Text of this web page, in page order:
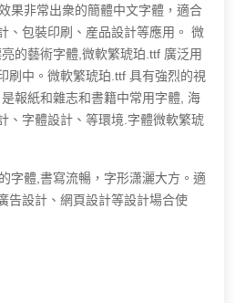
果非常出衆的簡體中文字體，適合
、包裝印刷、産品設計等應用。 微
的藝術字體,微軟繁琥珀.ttf 廣泛用
刷中。微軟繁琥珀.ttf 具有強烈的視
報紙和雜志和書籍中常用字體, 海
、字體設計、等環境.字體微軟繁琥
字體,書寫流暢，字形潇灑大方。適
告設計、網頁設計等設計場合使